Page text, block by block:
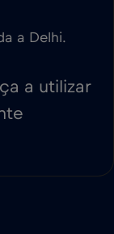
a Delhi.
a utilizar